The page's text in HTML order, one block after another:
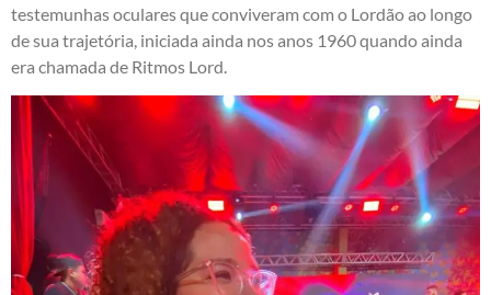
testemunhas oculares que conviveram com o Lordão ao longo
de sua trajetória, iniciada ainda nos anos 1960 quando ainda
era chamada de Ritmos Lord.